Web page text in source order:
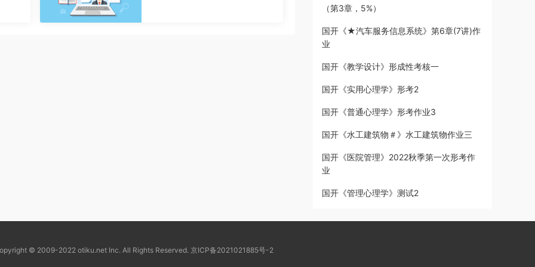
（第3章，5%）
国开《★汽车服务信息系统》第6章(7讲)作
业
国开《教学设计》形成性考核一
国开《实用心理学》形考2
国开《普通心理学》形考作业3
国开《水工建筑物＃》水工建筑物作业三
国开《医院管理》2022秋季第一次形考作
业
国开《管理心理学》测试2
© 2009-2022 otiku.net Inc. All Rights Reserved. 京ICP备2021021885号-2